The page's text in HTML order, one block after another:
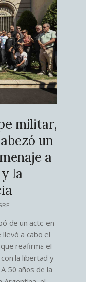
militar,
un
a
la
de un acto en
llevó a cabo el
reafirma el
la libertad y
50 años de la